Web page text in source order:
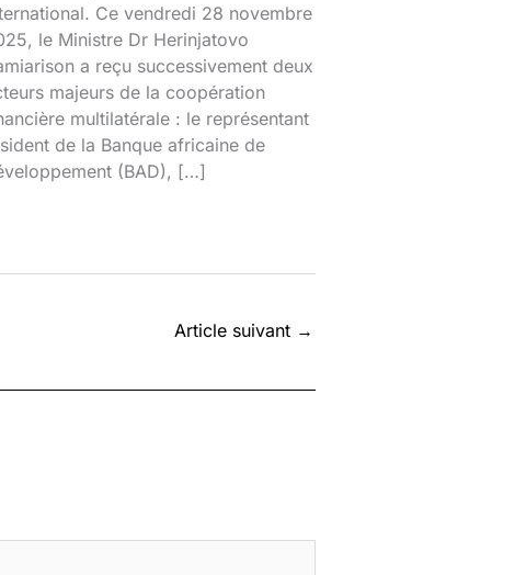
Ce vendredi 28 novembre
le Ministre Dr Herinjatovo
a reçu successivement deux
majeurs de la coopération
multilatérale : le représentant
de la Banque africaine de
(BAD), […]
Article suivant →